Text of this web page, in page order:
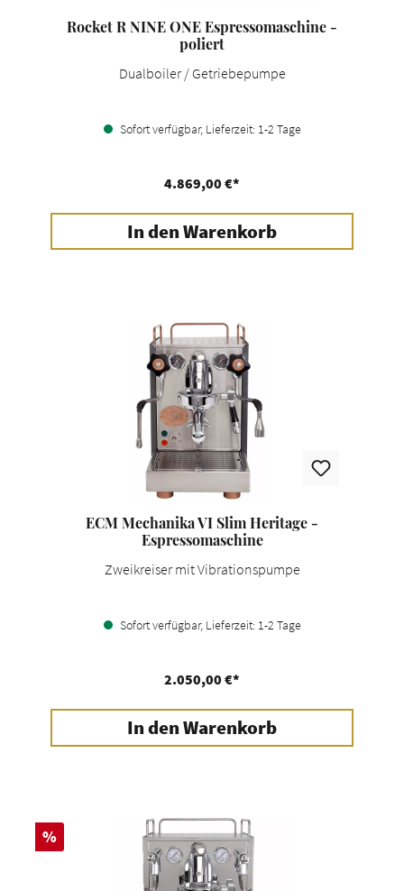
Rocket R NINE ONE Espressomaschine -
poliert
Dualboiler / Getriebepumpe
Sofort verfügbar, Lieferzeit: 1-2 Tage
4.869,00 €*
In den Warenkorb
ECM Mechanika VI Slim Heritage -
Espressomaschine
Zweikreiser mit Vibrationspumpe
Sofort verfügbar, Lieferzeit: 1-2 Tage
2.050,00 €*
In den Warenkorb
Rabatt
%